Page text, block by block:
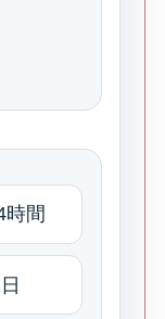
時間